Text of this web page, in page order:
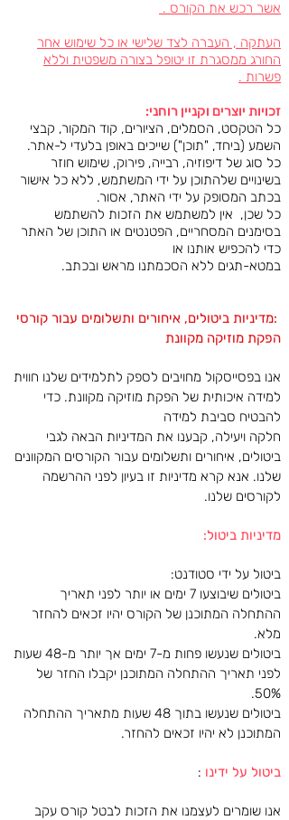
אשר רכש את הקורס .
העתקה , העברה לצד שלישי או כל שימוש אחר
החורג ממסגרת זו יטופל בצורה משפטית וללא
פשרות .
זכויות יוצרים וקניין רוחני:
כל הטקסט, הסמלים, הציורים, קוד המקור, קבצי
השמע (ביחד, "תוכן") שייכים באופן בלעדי ל-אתר.
כל סוג של דיפוזיה, רבייה, פירוק, שימוש חוזר
בשינויים שלהתוכן על ידי המשתמש, ללא כל אישור
בכתב המסופק על ידי האתר, אסור.
כל שכן, אין למשתמש את הזכות להשתמש
בסימנים המסחריים, הפטנטים או התוכן של האתר
כדי להכפיש אותנו או
במטא-תגים ללא הסכמתנו מראש ובכתב.
:מדיניות ביטולים, איחורים ותשלומים עבור קורסי
הפקת מוזיקה מקוונת
אנו בפסייסקול מחויבים לספק לתלמידים שלנו חווית
למידה איכותית של הפקת מוזיקה מקוונת. כדי
להבטיח סביבת למידה
חלקה ויעילה, קבענו את המדיניות הבאה לגבי
ביטולים, איחורים ותשלומים עבור הקורסים המקוונים
שלנו. אנא קרא מדיניות זו בעיון לפני ההרשמה
לקורסים שלנו.
מדיניות ביטול:
ביטול על ידי סטודנט:
ביטולים שיבוצעו 7 ימים או יותר לפני תאריך
ההתחלה המתוכנן של הקורס יהיו זכאים להחזר
מלא.
ביטולים שנעשו פחות מ-7 ימים אך יותר מ-48 שעות
לפני תאריך ההתחלה המתוכנן יקבלו החזר של
50%.
ביטולים שנעשו בתוך 48 שעות מתאריך ההתחלה
המתוכנן לא יהיו זכאים להחזר.
ביטול על ידינו :
אנו שומרים לעצמנו את הזכות לבטל קורס עקב